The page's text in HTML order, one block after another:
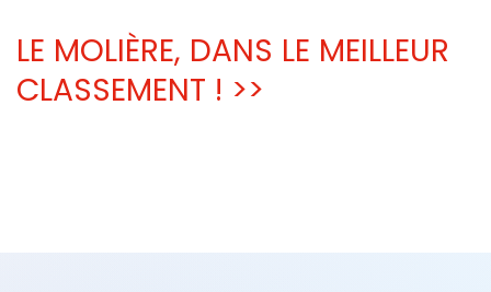
LE MOLIÈRE, DANS LE MEILLEUR
CLASSEMENT ! >>